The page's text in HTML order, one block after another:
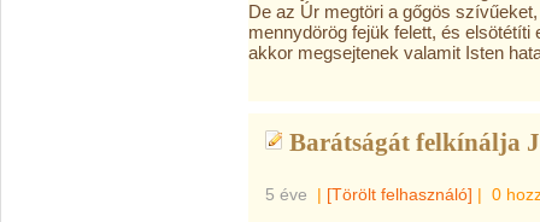
De az Úr megtöri a gőgös
mennydörög fejük felett, és
akkor megsejtenek valamit Isten
Barátságát felkínálja
5 éve | [Törölt felhasználó] | 0